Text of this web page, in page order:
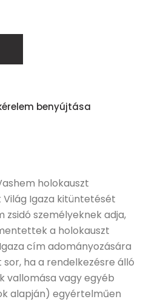
benyújtása
holokauszt
Igaza kitüntetését
zsidó személyeknek adja,
a holokauszt
cím adományozására
ha a rendelkezésre álló
vallomása vagy egyéb
alapján) egyértelműen